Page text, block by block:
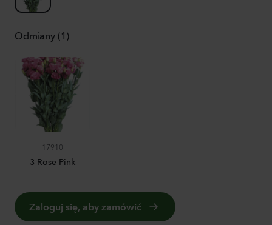
Odmiany (1)
17910
3 Rose Pink
Zaloguj się, aby zamówić